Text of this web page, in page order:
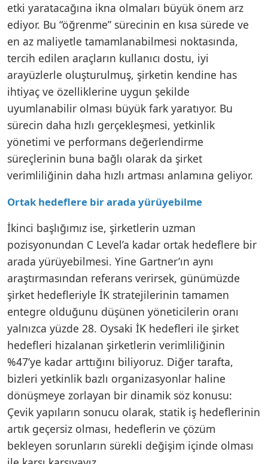
etki yaratacağına ikna olmaları büyük önem arz
ediyor. Bu “öğrenme” sürecinin en kısa sürede ve
en az maliyetle tamamlanabilmesi noktasında,
tercih edilen araçların kullanıcı dostu, iyi
arayüzlerle oluşturulmuş, şirketin kendine has
ihtiyaç ve özelliklerine uygun şekilde
uyumlanabilir olması büyük fark yaratıyor. Bu
sürecin daha hızlı gerçekleşmesi, yetkinlik
yönetimi ve performans değerlendirme
süreçlerinin buna bağlı olarak da şirket
verimliliğinin daha hızlı artması anlamına geliyor.
Ortak hedeflere bir arada yürüyebilme
İkinci başlığımız ise, şirketlerin uzman
pozisyonundan C Level’a kadar ortak hedeflere bir
arada yürüyebilmesi. Yine Gartner’ın aynı
araştırmasından referans verirsek, günümüzde
şirket hedefleriyle İK stratejilerinin tamamen
entegre olduğunu düşünen yöneticilerin oranı
yalnızca yüzde 28. Oysaki İK hedefleri ile şirket
hedefleri hizalanan şirketlerin verimliliğinin
%47’ye kadar arttığını biliyoruz. Diğer tarafta,
bizleri yetkinlik bazlı organizasyonlar haline
dönüşmeye zorlayan bir dinamik söz konusu:
Çevik yapıların sonucu olarak, statik iş hedeflerinin
artık geçersiz olması, hedeflerin ve çözüm
bekleyen sorunların sürekli değişim içinde olması